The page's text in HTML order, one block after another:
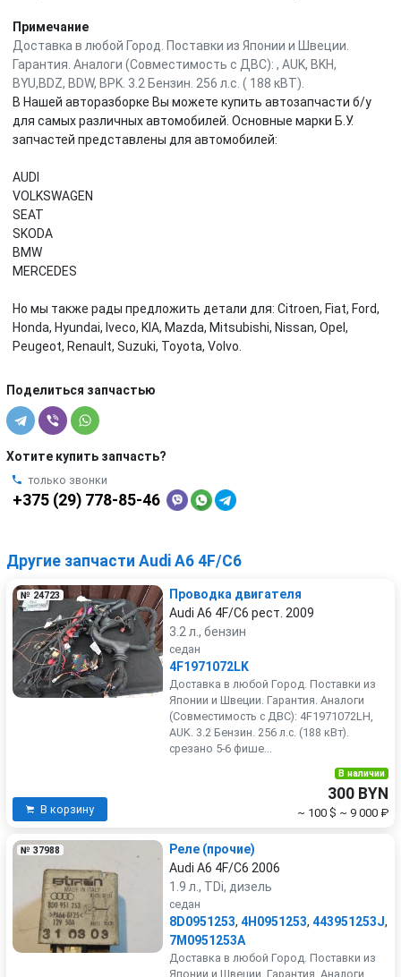
Примечание
Доставка в любой Город. Поставки из Японии и Швеции.
Гарантия. Аналоги (Совместимость с ДВС): , AUK, BKH,
BYU,BDZ, BDW, BPK. 3.2 Бензин. 256 л.с. ( 188 кВТ).
В Нашей авторазборке Вы можете купить автозапчасти б/у
для самых различных автомобилей. Основные марки Б.У.
запчастей представлены для автомобилей:
AUDI
VOLKSWAGEN
SEAT
SKODA
BMW
MERCEDES
Но мы также рады предложить детали для: Citroen, Fiat, Ford,
Honda, Hyundai, Iveco, KIA, Mazda, Mitsubishi, Nissan, Opel,
Peugeot, Renault, Suzuki, Toyota, Volvo.
Поделиться запчастью
Хотите купить запчасть?
только звонки
+375 (29) 778-85-46
Другие запчасти Audi A6 4F/C6
№ 24723
Проводка двигателя
Audi A6 4F/C6 рест. 2009
3.2 л., бензин
седан
4F1971072LK
Доставка в любой Город. Поставки из
Японии и Швеции. Гарантия. Аналоги
(Совместимость с ДВС): 4F1971072LH,
AUK. 3.2 Бензин. 256 л.с. (188 кВт).
срезано 5-6 фише...
В корзину
В наличии
300 BYN
~ 100 $ ~ 9 000 ₽
№ 37988
Реле (прочие)
Audi A6 4F/C6 2006
1.9 л., TDi, дизель
седан
8D0951253, 4H0951253, 443951253J,
7M0951253A
Доставка в любой Город. Поставки из
Японии и Швеции. Гарантия. Аналоги